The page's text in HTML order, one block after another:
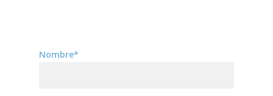
Nombre*